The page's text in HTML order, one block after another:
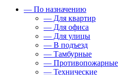
— По назначению
— Для квартир
— Для офиса
— Для улицы
— В подъезд
— Тамбурные
— Противопожарные
— Технические